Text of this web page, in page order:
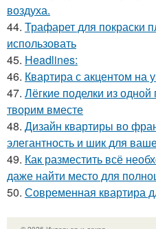
воздуха.
44. Трафарет для покраски
использовать
45. Headlines:
46. Квартира с акцентом на
47. Лёгкие поделки из
творим вместе
48. Дизайн квартиры во
элегантность и шик для
49. Как разместить всё
даже найти место для
50. Современная квартира